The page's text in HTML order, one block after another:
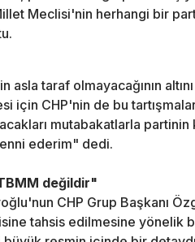
Meclisi'nin herhangi bir
asla taraf olmayacağının
için CHP'nin de bu
mutabakatlarla
ederim" dedi.
değildir"
CHP Grup Başkanı
tahsis edilmesine yönelik